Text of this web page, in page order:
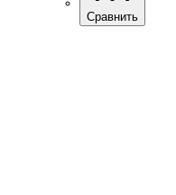
Сравнить